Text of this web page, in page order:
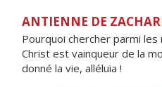
ANTIENNE DE
Pourquoi chercher parmi
Christ est vainqueur de la
donné la vie, alléluia !